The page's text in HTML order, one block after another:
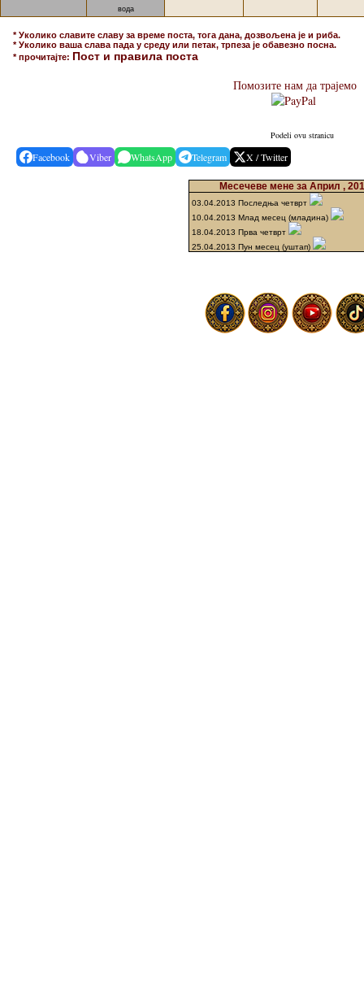
вода
* Уколико славите славу за време поста, тога дана, дозвољена је и риба.
* Уколико ваша слава пада у среду или петак, трпеза је обавезно посна.
* прочитајте: Пост и правила поста
Помозите нам да трајемо
Podeli ovu stranicu
Facebook Viber WhatsApp Telegram X / Twitter
Месечеве мене за Април ,
03.04.2013 Последња четврт
10.04.2013 Млад месец (младина)
18.04.2013 Прва четврт
25.04.2013 Пун месец (уштап)